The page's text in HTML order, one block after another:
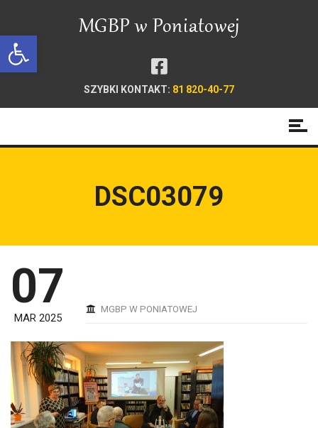
Open toolbar
SZYBKI KONTAKT: 81 820-40-77
DSC03079
07
MAR 2025
MGBP W PONIATOWEJ